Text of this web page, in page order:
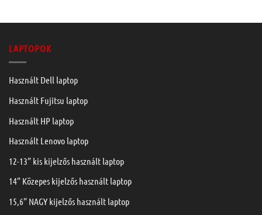
LAPTOPOK
Használt Dell laptop
Használt Fujitsu laptop
Használt HP laptop
Használt Lenovo laptop
12-13” kis kijelzős használt laptop
14” Közepes kijelzős használt laptop
15,6” NAGY kijelzős használt laptop